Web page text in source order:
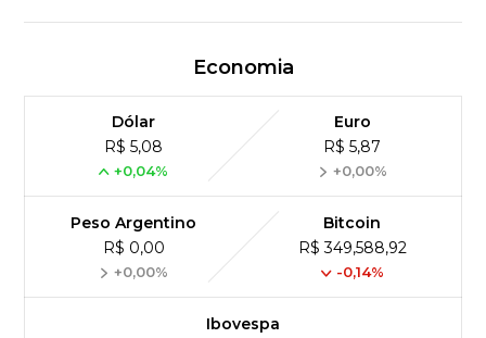
Economia
Dólar
R$ 5,08
+0,04%
Euro
R$ 5,87
+0,00%
Peso Argentino
R$ 0,00
+0,00%
Bitcoin
R$ 349,588,92
-0,14%
Ibovespa